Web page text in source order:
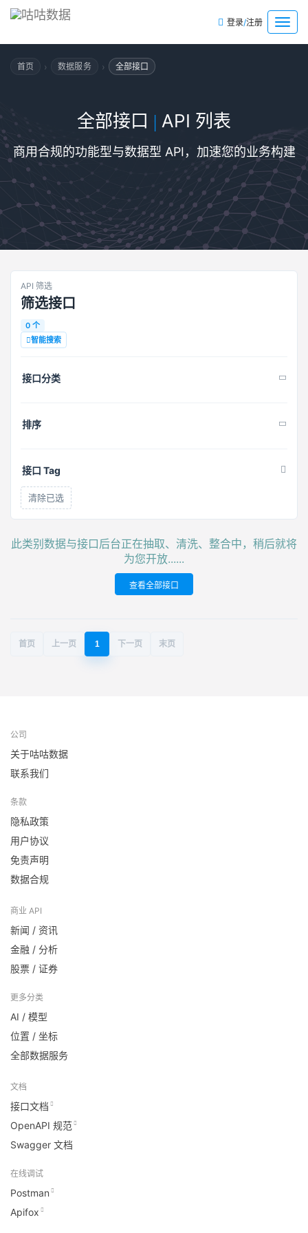
菜
单
登录/注册
首页 › 数据服务 › 全部接口
全部接口 | API 列表
商用合规的功能型与数据型 API，加速您的业务构建
API 筛选
筛选接口
0 个
智能搜索
接口分类
排序
接口 Tag
清除已选
此类别数据与接口后台正在抽取、清洗、整合中，稍后就将
为您开放......
查看全部接口
首页 上一页 1 下一页 末页
公司
关于咕咕数据
联系我们
条款
隐私政策
用户协议
免责声明
数据合规
商业 API
新闻 / 资讯
金融 / 分析
股票 / 证券
更多分类
AI / 模型
位置 / 坐标
全部数据服务
文档
接口文档
OpenAPI 规范
Swagger 文档
在线调试
Postman
Apifox